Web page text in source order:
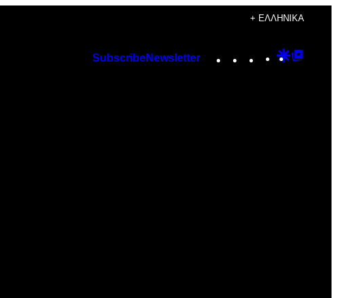
+ ΕΛΛΗΝΙΚΆ
SubscribeNewsletter Instagram
TikTok
YouTube
Google